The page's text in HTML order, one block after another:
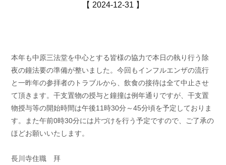
【 2024-12-31 】
本年も中原三法堂を中心とする皆様の協力で本日の執り行う除
夜の鐘法要の準備が整いました。今回もインフルエンザの流行
と一昨年の参拝者のトラブルから、飲食の接待は全て中止させ
て頂きます。干支置物の授与と鐘撞は例年通りですが、干支置
物授与等の開始時間は午後11時30分～45分頃を予定しておりま
す。また午前0時30分には片づけを行う予定ですので、ご了承の
ほどお願いいたします。
長川寺住職 拜